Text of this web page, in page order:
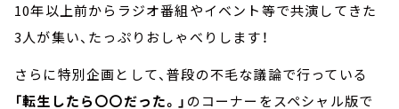
10年以上前からラジオ番組やイベント等で共演してきた
3人が集い、たっぷりおしゃべりします！
さらに特別企画として、普段の不毛な議論で行っている
「転生したら〇〇だった。」 のコーナーをスペシャル版で